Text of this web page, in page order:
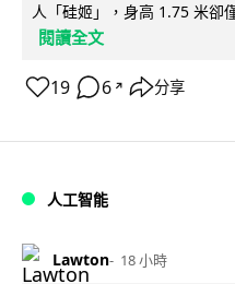
人「硅姬」，身高 1.75 米卻
閱讀全文
19 6 ↗ 分享
人工智能
Lawton 18 小時